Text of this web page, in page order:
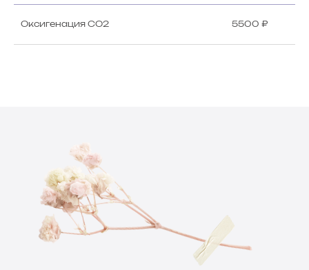
Оксигенация СО2 5500 ₽
Санкт-Петербург
пр. Московский, 183-185Ак7Б
помещение 902-Н
Режим работы:
пн-пт: 9.00 - 20.00
сб-вс: 10.00 - 19.00